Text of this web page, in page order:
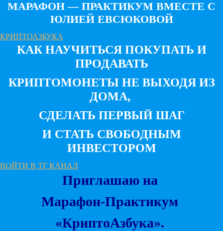
МАРАФОН — ПРАКТИКУМ ВМЕСТЕ С
ЮЛИЕЙ ЕВСЮКОВОЙ
КРИПТОАЗБУКА
КАК НАУЧИТЬСЯ ПОКУПАТЬ И
ПРОДАВАТЬ
КРИПТОМОНЕТЫ НЕ ВЫХОДЯ ИЗ
ДОМА,
СДЕЛАТЬ ПЕРВЫЙ ШАГ
И СТАТЬ СВОБОДНЫМ
ИНВЕСТОРОМ
ВОЙТИ В ТГ КАНАЛ
Приглашаю на
Марафон-Практикум
«КриптоАзбука».